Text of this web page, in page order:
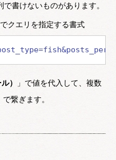
書けないものがあります。
クエリを指定する書式
）
」で値を代入して、複数
で繋ぎます。